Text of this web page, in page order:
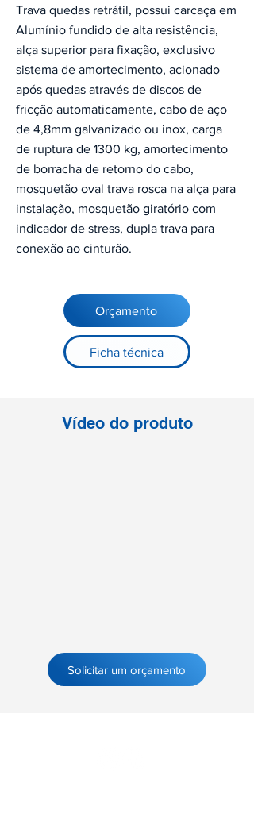
Trava quedas retrátil, possui carcaça em
Alumínio fundido de alta resistência,
alça superior para fixação, exclusivo
sistema de amortecimento, acionado
após quedas através de discos de
fricção automaticamente, cabo de aço
de 4,8mm galvanizado ou inox, carga
de ruptura de 1300 kg, amortecimento
de borracha de retorno do cabo,
mosquetão oval trava rosca na alça para
instalação, mosquetão giratório com
indicador de stress, dupla trava para
conexão ao cinturão.
Orçamento
Ficha técnica
Vídeo do produto
Solicitar um orçamento